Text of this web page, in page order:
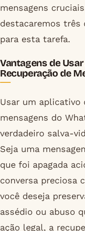
mensagens
destacaremos três
para esta tarefa.
Vantagens de
Recuperação de
Usar um aplicativo
mensagens do
verdadeiro salva-
Seja uma
que foi apagada
conversa preciosa
você deseja
assédio ou abuso
ação legal, a